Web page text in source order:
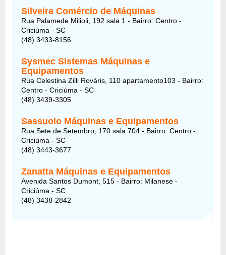
Silveira Comércio de Máquinas
Rua Palamede Milioli, 192 sala 1 - Bairro: Centro -
Criciúma - SC
(48) 3433-8156
Sysmec Sistemas Máquinas e
Equipamentos
Rua Celestina Zilli Rováris, 110 apartamento103 - Bairro:
Centro - Criciúma - SC
(48) 3439-3305
Sassuolo Máquinas e Equipamentos
Rua Sete de Setembro, 170 sala 704 - Bairro: Centro -
Criciúma - SC
(48) 3443-3677
Zanatta Máquinas e Equipamentos
Avenida Santos Dumont, 515 - Bairro: Milanese -
Criciúma - SC
(48) 3438-2842